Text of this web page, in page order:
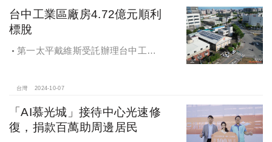
們如何以創新思維和社區凝聚力，為
家鄉帶來改變和發展的故事。
台中工業區廠房4.72億元順利
標脫
第一太平戴維斯受託辦理台中工業
價率5％。
台灣 2024-10-07
「AI慕光城」接待中心光速修
復，捐款百萬助周邊居民